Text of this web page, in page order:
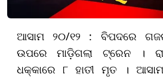
ଆସାମ ୨୦/୧୨ : ବିପଦରେ
ଉପରେ ମାଡ଼ିଗଲା ଟ୍ରେନ ।
ଧକ୍କାରେ ୮ ହାତୀ ମୃତ ।